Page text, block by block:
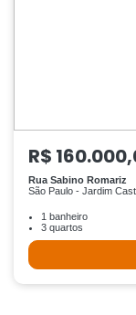
R$
Rua Sabino Romariz
São Paulo - Jardim
1 banheiro
3 quartos